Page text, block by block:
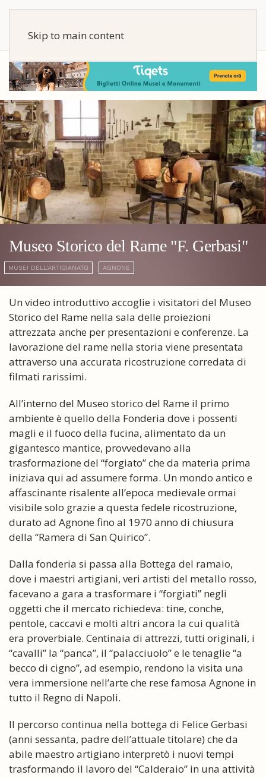
Skip to main content
Museo Storico del Rame "F. Gerbasi"
MUSEI DELL'ARTIGIANATO AGNONE
Un video introduttivo accoglie i visitatori del Museo
Storico del Rame nella sala delle proiezioni
attrezzata anche per presentazioni e conferenze. La
lavorazione del rame nella storia viene presentata
attraverso una accurata ricostruzione corredata di
filmati rarissimi.
All’interno del Museo storico del Rame il primo
ambiente è quello della Fonderia dove i possenti
magli e il fuoco della fucina, alimentato da un
gigantesco mantice, provvedevano alla
trasformazione del “forgiato” che da materia prima
iniziava qui ad assumere forma. Un mondo antico e
affascinante risalente all’epoca medievale ormai
visibile solo grazie a questa fedele ricostruzione,
durato ad Agnone fino al 1970 anno di chiusura
della “Ramera di San Quirico”.
Dalla fonderia si passa alla Bottega del ramaio,
dove i maestri artigiani, veri artisti del metallo rosso,
facevano a gara a trasformare i “forgiati” negli
oggetti che il mercato richiedeva: tine, conche,
pentole, caccavi e molti altri ancora la cui qualità
era proverbiale. Centinaia di attrezzi, tutti originali, i
“cavalli” la “panca”, il “palacciuolo” e le tenaglie “a
becco di cigno”, ad esempio, rendono la visita una
vera immersione nell’arte che rese famosa Agnone in
tutto il Regno di Napoli.
Il percorso continua nella bottega di Felice Gerbasi
(anni sessanta, padre dell’attuale titolare) che da
abile maestro artigiano interpretò i nuovi tempi
trasformando il lavoro del “Calderaio” in una attività